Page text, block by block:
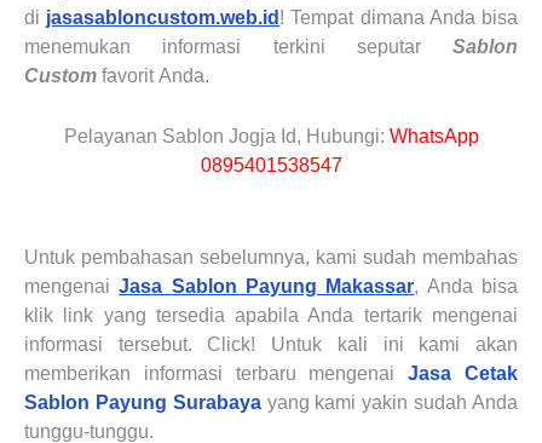
di jasasabloncustom.web.id ! Tempat dimana Anda bisa
menemukan informasi terkini seputar Sablon
Custom favorit Anda.
Pelayanan Sablon Jogja Id, Hubungi: WhatsApp
0895401538547
Untuk pembahasan sebelumnya, kami sudah membahas
mengenaiJasa Sablon Payung Makassar, Anda bisa
klik link yang tersedia apabila Anda tertarik mengenai
informasi tersebut. Click! Untuk kali ini kami akan
memberikan informasi terbaru mengenaiJasa Cetak
Sablon Payung Surabaya yang kami yakin sudah Anda
tunggu-tunggu.